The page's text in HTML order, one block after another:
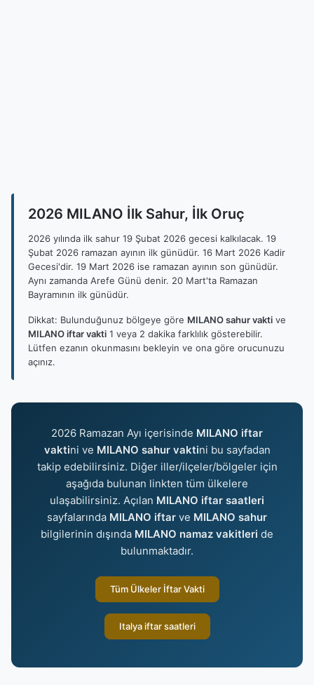
2026 MILANO İlk Sahur, İlk Oruç
2026 yılında ilk sahur 19 Şubat 2026 gecesi kalkılacak. 19
Şubat 2026 ramazan ayının ilk günüdür. 16 Mart 2026 Kadir
Gecesi'dir. 19 Mart 2026 ise ramazan ayının son günüdür.
Aynı zamanda Arefe Günü denir. 20 Mart'ta Ramazan
Bayramının ilk günüdür.
Dikkat: Bulunduğunuz bölgeye göre MILANO sahur vakti ve
MILANO iftar vakti 1 veya 2 dakika farklılık gösterebilir.
Lütfen ezanın okunmasını bekleyin ve ona göre orucunuzu
açınız.
2026 Ramazan Ayı içerisinde MILANO iftar
vaktini ve MILANO sahur vaktini bu sayfadan
takip edebilirsiniz. Diğer iller/ilçeler/bölgeler için
aşağıda bulunan linkten tüm ülkelere
ulaşabilirsiniz. Açılan MILANO iftar saatleri
sayfalarında MILANO iftar ve MILANO sahur
bilgilerinin dışında MILANO namaz vakitleri de
bulunmaktadır.
Tüm Ülkeler İftar Vakti
Italya iftar saatleri